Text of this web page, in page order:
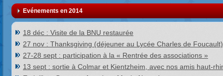
Evénements en 2014
18 déc : Visite de la BNU restaurée
27 nov : Thanksgiving (déjeuner au Lycée Charles de Foucault)
27-28 sept : participation à la « Rentrée des associations »
13 sept : sortie à Colmar et Kientzheim, avec nos amis haut-